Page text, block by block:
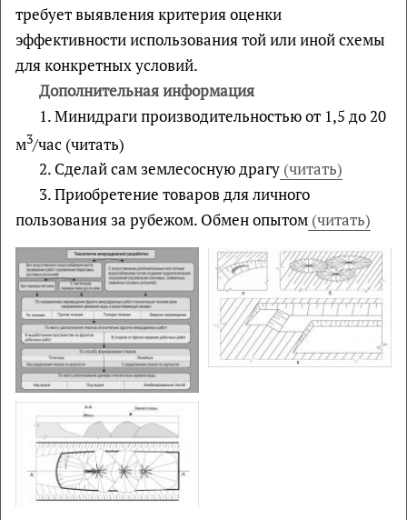
требует выявления критерия оценки
эффективности использования той или иной схемы
для конкретных условий.
Дополнительная информация
1. Минидраги производительностью от 1,5 до 20
м3/час (читать)
2. Сделай сам землесосную драгу(читать)
3. Приобретение товаров для личного
пользования за рубежом. Обмен опытом (читать)